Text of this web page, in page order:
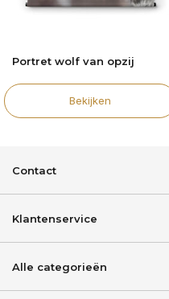
Portret wolf van opzij
Bekijken
Contact
Klantenservice
Alle categorieën